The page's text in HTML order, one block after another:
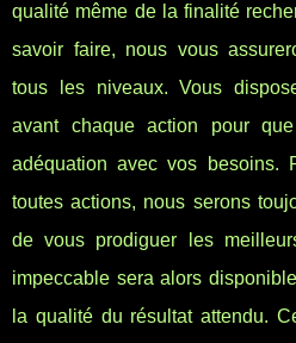
qualité même de la finalité
savoir faire, nous vous
tous les niveaux. Vous
avant chaque action pour
adéquation avec vos besoins.
toutes actions, nous serons
de vous prodiguer les
impeccable sera alors
la qualité du résultat attendu.